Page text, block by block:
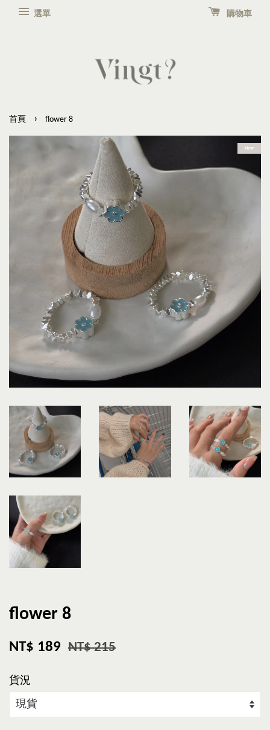
選單 購物車
首頁 › flower 8
New
flower 8
NT$ 189 NT$ 215
貨況